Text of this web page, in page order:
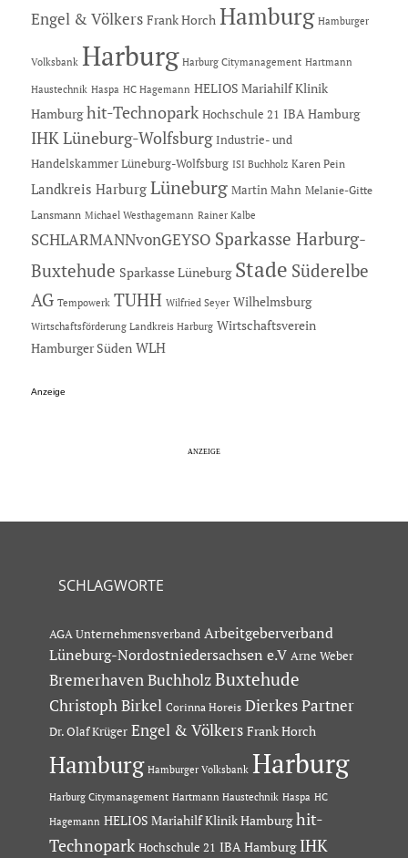
Engel & Völkers Frank Horch Hamburg Hamburger
Volksbank Harburg Harburg Citymanagement Hartmann
Haustechnik Haspa HC Hagemann HELIOS Mariahilf Klinik
Hamburg hit-Technopark Hochschule 21 IBA Hamburg
IHK Lüneburg-Wolfsburg Industrie- und
Handelskammer Lüneburg-Wolfsburg ISI Buchholz Karen Pein
Landkreis Harburg Lüneburg Martin Mahn Melanie-Gitte
Lansmann Michael Westhagemann Rainer Kalbe
SCHLARMANNvonGEYSO Sparkasse Harburg-
Buxtehude Sparkasse Lüneburg Stade Süderelbe
AG Tempowerk TUHH Wilfried Seyer Wilhelmsburg
Wirtschaftsförderung Landkreis Harburg Wirtschaftsverein
Hamburger Süden WLH
Anzeige
SCHLAGWORTE
AGA Unternehmensverband Arbeitgeberverband
Lüneburg-Nordostniedersachsen e.V Arne Weber
Bremerhaven Buchholz Buxtehude
Christoph Birkel Corinna Horeis Dierkes Partner
Dr. Olaf Krüger Engel & Völkers Frank Horch
Hamburg Hamburger Volksbank Harburg
Harburg Citymanagement Hartmann Haustechnik Haspa HC
Hagemann HELIOS Mariahilf Klinik Hamburg hit-
Technopark Hochschule 21 IBA Hamburg IHK